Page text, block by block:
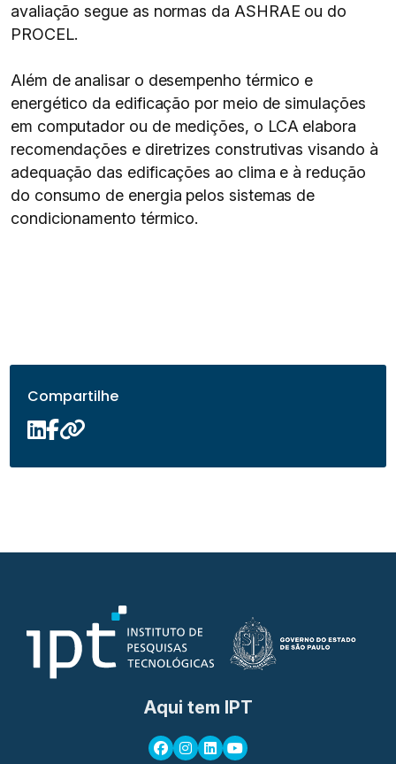
avaliação segue as normas da ASHRAE ou do
PROCEL.
Além de analisar o desempenho térmico e
energético da edificação por meio de simulações
em computador ou de medições, o LCA elabora
recomendações e diretrizes construtivas visando à
adequação das edificações ao clima e à redução
do consumo de energia pelos sistemas de
condicionamento térmico.
Compartilhe
Aqui tem IPT